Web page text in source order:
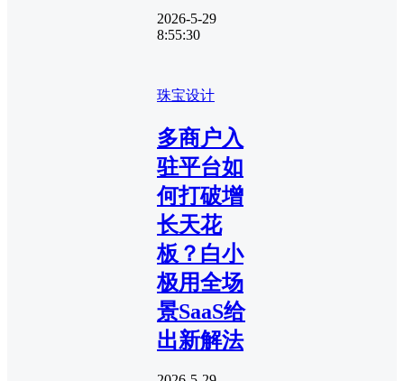
2026-5-29
8:55:30
珠宝设计
多商户入
驻平台如
何打破增
长天花
板？白小
极用全场
景SaaS给
出新解法